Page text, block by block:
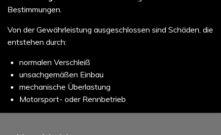
Bestimmungen.
Von der Gewährleistung ausgeschlossen sind Schäden, die
entstehen durch:
normalen Verschleiß
unsachgemäßen Einbau
mechanische Überlastung
Motorsport- oder Rennbetrieb